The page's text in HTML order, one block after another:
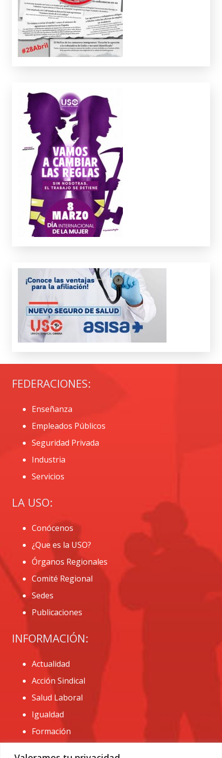
FEDERACIONES:
Enseñanza
Empleados Públicos
Seguridad Privada
Industria
Servicios
LA USO:
Conócenos
¿Que es la USO?
Órganos Regionales
Comité Regional
Sedes
Publicaciones
INFORMACIÓN:
Actualidad
Acción Sindical
Salud Laboral
Igualdad
Formación